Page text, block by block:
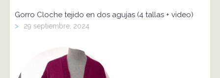
Gorro Cloche tejido en dos agujas (4 tallas + video)
> 29 septiembre, 2024